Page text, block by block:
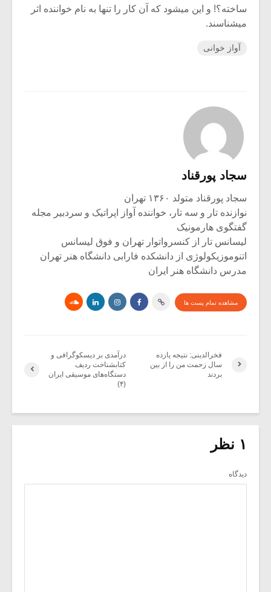
ساخته؟! و این میشود که آن کار را تنها به نام خواننده اثر
میشناسند.
آواز خوانی
سجاد پورقناد
سجاد پورقناد متولد ۱۳۶۰ تهران
نوازنده تار و سه تار، خواننده آواز اپراتیک و سردبیر مجله
گفتگوی هارمونیک
لیسانس تار از کنسرواتوار تهران و فوق لیسانس
اتنوموزیکولوژی از دانشکده فارابی دانشگاه هنر تهران
مدرس دانشگاه هنر ایران
مشاهده تمام پست ها
در‌آمدی بر دیسکوگرافی و
کتابشناخت ردیف
دستگاه‌های موسیقی ایران
(۴)
فخرالدینی: نتیجه یازده
سال زحمت من را از بین
بردند
۱ نظر
دیدگاه